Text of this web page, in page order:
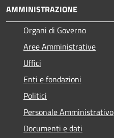
AMMINISTRAZIONE
Organi di Governo
Aree Amministrative
Uffici
Enti e fondazioni
Politici
Personale Amministrativo
Documenti e dati